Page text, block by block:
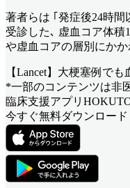
著者らは ｢発症後24時
受診した､ 虚血コア体
や虚血コアの層別にか
【Lancet】大梗塞例で
*一部のコンテンツは非
臨床支援アプリ
今すぐ無料ダウンロード